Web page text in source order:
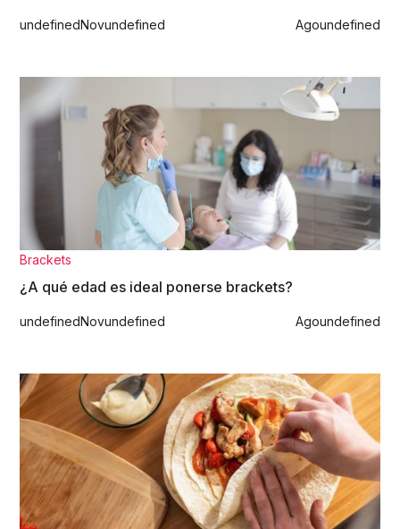
undefinedNovundefined Agoundefined
Brackets
¿A qué edad es ideal ponerse brackets?
undefinedNovundefined Agoundefined